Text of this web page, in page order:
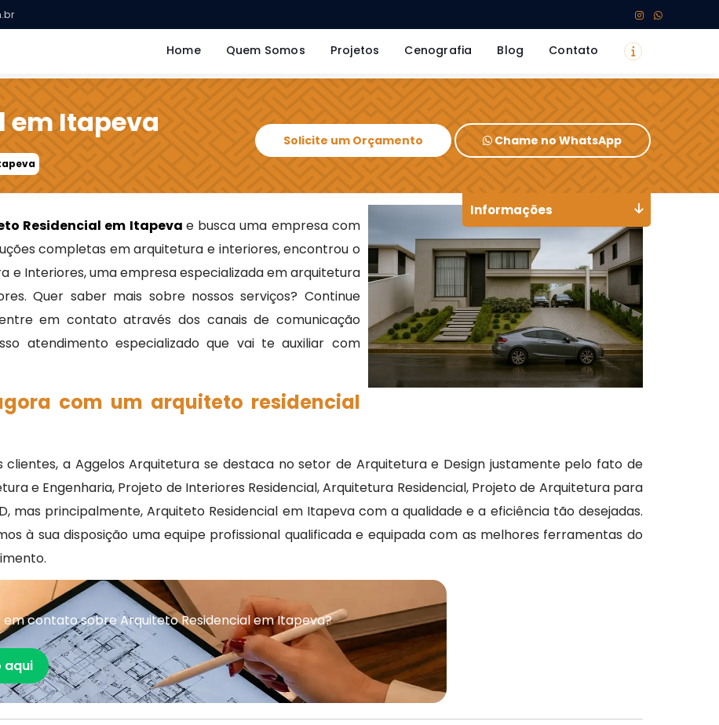
Home Quem Somos Projetos Cenografia Blog Contato
em Itapeva
Solicite um Orçamento Chame no WhatsApp
Residencial em Itapeva e busca uma empresa com
completas em arquitetura e interiores, encontrou o
e Interiores, uma empresa especializada em arquitetura
Quer saber mais sobre nossos serviços? Continue
em contato através dos canais de comunicação
atendimento especializado que vai te auxiliar com
com um arquiteto residencial
clientes, a Aggelos Arquitetura se destaca no setor de Arquitetura e Design justamente pelo fato de
e Engenharia, Projeto de Interiores Residencial, Arquitetura Residencial, Projeto de Arquitetura para
mas principalmente, Arquiteto Residencial em Itapeva com a qualidade e a eficiência tão desejadas.
à sua disposição uma equipe profissional qualificada e equipada com as melhores ferramentas do
contato sobre Arquiteto Residencial em Itapeva?
aqui
Informações